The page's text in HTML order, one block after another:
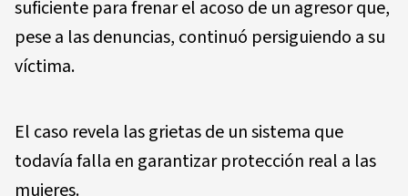
suficiente para frenar el acoso de un agresor que,
pese a las denuncias, continuó persiguiendo a su
víctima.
El caso revela las grietas de un sistema que
todavía falla en garantizar protección real a las
mujeres.